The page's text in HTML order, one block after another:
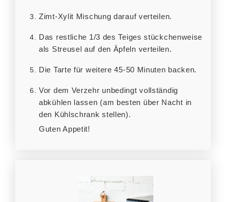
Zimt-Xylit Mischung darauf verteilen.
Das restliche 1/3 des Teiges stückchenweise
als Streusel auf den Äpfeln verteilen.
Die Tarte für weitere 45-50 Minuten backen.
Vor dem Verzehr unbedingt vollständig
abkühlen lassen (am besten über Nacht in
den Kühlschrank stellen).
Guten Appetit!